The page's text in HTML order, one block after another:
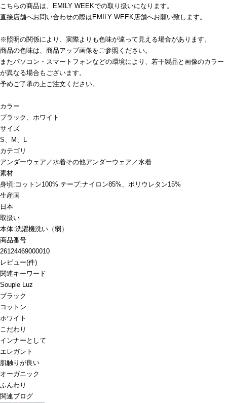
こちらの商品は、EMILY WEEKでの取り扱いになります。
直接店舗へお問い合わせの際はEMILY WEEK店舗へお願い致します。
※照明の関係により、実際よりも色味が違って見える場合があります。
商品の色味は、商品アップ画像をご参照ください。
またパソコン・スマートフォンなどの環境により、若干製品と画像のカラー
が異なる場合もございます。
予めご了承の上ご注文ください。
カラー
ブラック、ホワイト
サイズ
S、M、L
カテゴリ
アンダーウェア／水着その他アンダーウェア／水着
素材
身頃:コットン100% テープ:ナイロン85%、ポリウレタン15%
生産国
日本
取扱い
本体:洗濯機洗い（弱）
商品番号
26124469000010
レビュー(件)
関連キーワード
Souple Luz
ブラック
コットン
ホワイト
こだわり
インナーとして
エレガント
肌触りが良い
オーガニック
ふんわり
関連ブログ